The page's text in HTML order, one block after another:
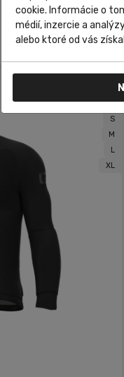
Do košíka
XS
S
M
L
XL
cookie. Informácie o
médií, inzercie a
alebo ktoré od vás